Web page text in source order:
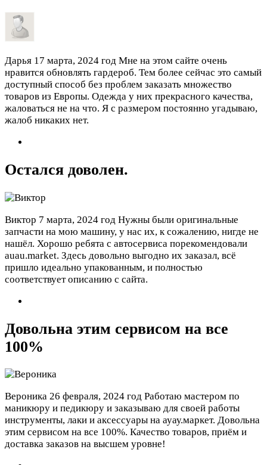
Дарья 17 марта, 2024 год Мне на этом сайте очень
нравится обновлять гардероб. Тем более сейчас это самый
доступный способ без проблем заказать множество
товаров из Европы. Одежда у них прекрасного качества,
жаловаться не на что. Я с размером постоянно угадываю,
жалоб никаких нет.
Остался доволен.
Виктор 7 марта, 2024 год Нужны были оригинальные
запчасти на мою машину, у нас их, к сожалению, нигде не
нашёл. Хорошо ребята с автосервиса порекомендовали
auau.market. Здесь довольно выгодно их заказал, всё
пришло идеально упакованным, и полностью
соответствует описанию с сайта.
Довольна этим сервисом на все
100%
Вероника 26 февраля, 2024 год Работаю мастером по
маникюру и педикюру и заказываю для своей работы
инструменты, лаки и аксессуары на ауау.маркет. Довольна
этим сервисом на все 100%. Качество товаров, приём и
доставка заказов на высшем уровне!